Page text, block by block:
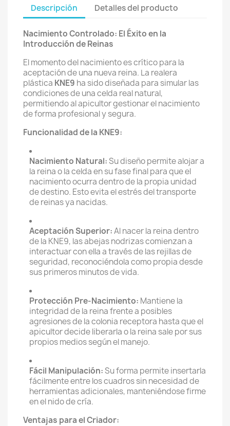
Descripción Detalles del producto
Nacimiento Controlado: El Éxito en la
Introducción de Reinas
El momento del nacimiento es crítico para la
aceptación de una nueva reina. La realera
plástica KNE9 ha sido diseñada para simular las
condiciones de una celda real natural,
permitiendo al apicultor gestionar el nacimiento
de forma profesional y segura.
Funcionalidad de la KNE9:
Nacimiento Natural:Su diseño permite alojar a
la reina o la celda en su fase final para que el
nacimiento ocurra dentro de la propia unidad
de destino. Esto evita el estrés del transporte
de reinas ya nacidas.
Aceptación Superior:Al nacer la reina dentro
de la KNE9, las abejas nodrizas comienzan a
interactuar con ella a través de las rejillas de
seguridad, reconociéndola como propia desde
sus primeros minutos de vida.
Protección Pre-Nacimiento: Mantiene la
integridad de la reina frente a posibles
agresiones de la colonia receptora hasta que el
apicultor decide liberarla o la reina sale por sus
propios medios según el manejo.
Fácil Manipulación:Su forma permite insertarla
fácilmente entre los cuadros sin necesidad de
herramientas adicionales, manteniéndose firme
en el nido de cría.
Ventajas para el Criador: